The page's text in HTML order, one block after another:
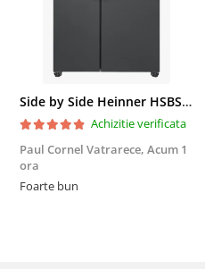
Side by Side Heinner HSBS-HM439NFINVDGWDE++, Total No Frost, Compresor Inverter, Dozator Apa, Display Touch LED, 439 L, Clasa E, Gri Antracit Texturat
Achizitie verificata
Paul Cornel Vatrarece, Acum 1
ora
Foarte bun